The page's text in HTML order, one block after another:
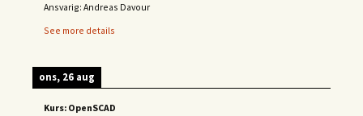
Ansvarig: Andreas Davour
See more details
ons, 26 aug
Kurs: OpenSCAD